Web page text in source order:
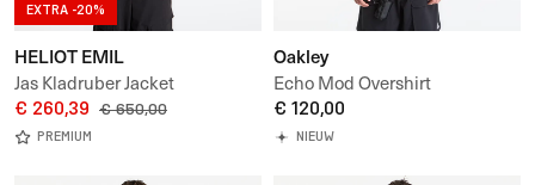
EXTRA -20%
HELIOT EMIL
Jas Kladruber Jacket
€ 260,39 € 650,00
PREMIUM
Oakley
Echo Mod Overshirt
€ 120,00
NIEUW